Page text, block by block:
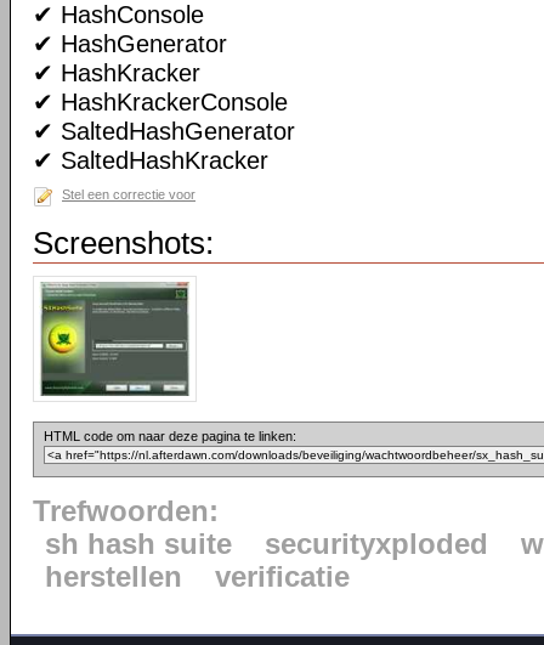
✔ HashConsole
✔ HashGenerator
✔ HashKracker
✔ HashKrackerConsole
✔ SaltedHashGenerator
✔ SaltedHashKracker
Stel een correctie voor
Screenshots:
HTML code om naar deze pagina te linken:
Trefwoorden:
sh hash suite
securityxploded
herstellen
verificatie